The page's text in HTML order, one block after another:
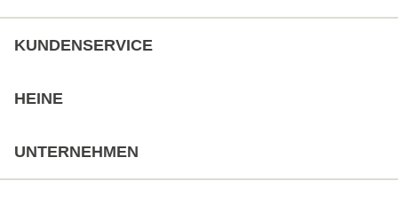
KUNDENSERVICE
HEINE
UNTERNEHMEN